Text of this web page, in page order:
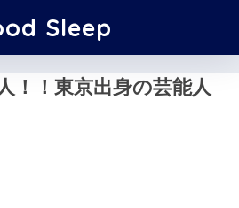
Sleep
！！東京出身の芸能人